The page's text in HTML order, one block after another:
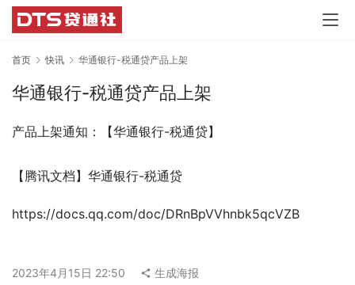
首页 快讯 华通银行-税通贷产品上架
华通银行-税通贷产品上架
产品上架通知：【华通银行-税通贷】
【腾讯文档】华通银行-税通贷
https://docs.qq.com/doc/DRnBpVVhnbk5qcVZB
2023年4月15日 22:50 生成海报